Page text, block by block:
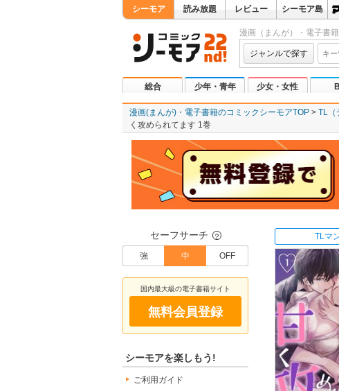
シーモア 読み放題 レビュー シーモア島
漫画（まんが）・電子書
ジャンルで探す
総合 少年・青年 少女・女性
漫画(まんが)・電子書籍のコミックシーモアTOP TL（
く攻められてます 1巻
セーフサーチ ？
強 中 OFF
国内最大級の電子書籍サイト
無料会員登録
シーモアを楽しもう!
ご利用ガイド
TLマ